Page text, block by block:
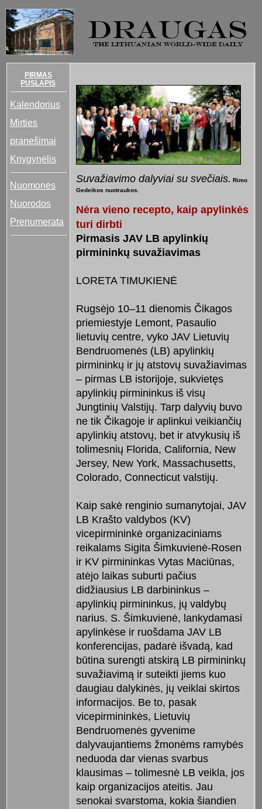
PIRMAS
PUSLAPIS
Kalendorius
Mirties
pranešimai
Knygynėlis
Nuomonės
Nuorodos
Prenumerata
Suvažiavimo dalyviai su svečiais. Rimo
Gedeikos nuotraukos.
Nėra vieno recepto, kaip apylinkės
turi dirbti
Pirmasis JAV LB apylinkių
pirmininkų suvažiavimas
LORETA TIMUKIENĖ
Rugsėjo 10–11 dienomis Čikagos
priemiestyje Lemont, Pasaulio
lietuvių centre, vyko JAV Lietuvių
Bendruomenės (LB) apylinkių
pirmininkų ir jų atstovų suvažiavimas
– pirmas LB istorijoje, sukvietęs
apylinkių pirmininkus iš visų
Jungtinių Valstijų. Tarp dalyvių buvo
ne tik Čikagoje ir aplinkui veikiančių
apylinkių atstovų, bet ir atvykusių iš
tolimesnių Florida, California, New
Jersey, New York, Massachusetts,
Colorado, Connecticut valstijų.
Kaip sakė renginio sumanytojai, JAV
LB Krašto valdybos (KV)
vicepirmininkė organizaciniams
reikalams Sigita Šimkuvienė-Rosen
ir KV pirmininkas Vytas Maciūnas,
atėjo laikas suburti pačius
didžiausius LB darbininkus –
apylinkių pirmininkus, jų valdybų
narius. S. Šimkuvienė, lankydamasi
apylinkėse ir ruošdama JAV LB
konferencijas, padarė išvadą, kad
būtina surengti atskirą LB pirmininkų
suvažiavimą ir suteikti jiems kuo
daugiau dalykinės, jų veiklai skirtos
informacijos. Be to, pasak
vicepirmininkės, Lietuvių
Bendruomenės gyvenime
dalyvaujantiems žmonėms ramybės
neduoda dar vienas svarbus
klausimas – tolimesnė LB veikla, jos
kaip organizacijos ateitis. Jau
senokai svarstoma, kokia šiandien